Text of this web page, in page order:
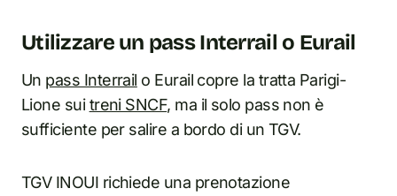
Utilizzare un pass Interrail o Eurail
Un pass Interrail o Eurail copre la tratta Parigi-
Lione suitreni SNCF, ma il solo pass non è
sufficiente per salire a bordo di un TGV.
TGV INOUI richiede una prenotazione